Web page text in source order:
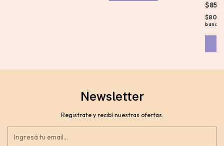
Newsletter
Registrate y recibí nuestras ofertas.